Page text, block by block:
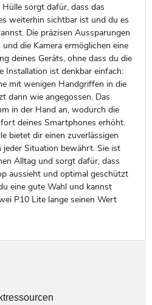
sorgt dafür, dass das
weiterhin sichtbar ist und du es
Die präzisen Aussparungen
die Kamera ermöglichen eine
deines Geräts, ohne dass du die
Installation ist denkbar einfach:
mit wenigen Handgriffen in die
dann wie angegossen. Das
in der Hand an, wodurch die
deines Smartphones erhöht.
bietet dir einen zuverlässigen
Situation bewährt. Sie ist
Alltag und sorgt dafür, dass
aussieht und optimal geschützt
eine gute Wahl und kannst
P10 Lite lange seinen Wert